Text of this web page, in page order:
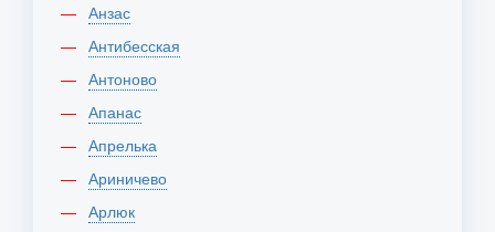
Анзас
Антибесская
Антоново
Апанас
Апрелька
Ариничево
Арлюк